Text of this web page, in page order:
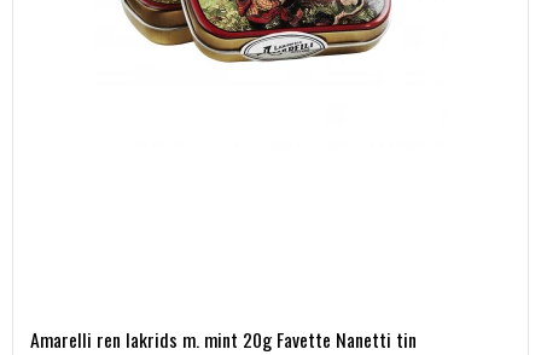
Amarelli ren lakrids m. mint 20g Favette Nanetti tin